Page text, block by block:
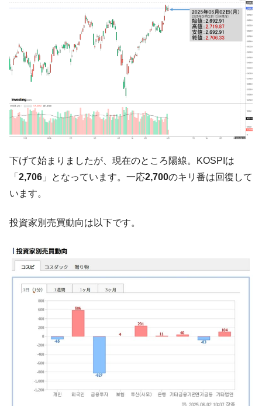
韓国･外為取引量「1日当たり1,214.4億ド
ル」まで拡大 ⇒ 海外資金の動きに強く左右される状態
『Money1』
韓国･帰ってきた李在明。李在明を支持しな
い「50.5％」に上昇
『Money1』
韓国大統領府ボンクラ政策室長が告発され
た ⇒ 国家が行った恐るべき株価操作であり、空前の国政壟
断
韓国･警察職員が「丸刈りになって抗議活
動」
『Money1』
中国だけが鉄鋼輸出を異常増加させる ⇒ 中
国の過剰生産が世界を蝕む。
『Money1』
『Money1』
【米韓激突案件】韓国消費者院が『クーパ
『Money1』
『Money1』
韓国型イージス搭載の次世代駆逐艦
「KDDX」1番艦、2032年竣工と公示
『Money1』
【対日本円】ウォン安が急進！ 日米の協調
に韓国がいっちょがみしたのでは。
『Money1』
韓国政府『BYD』車への補助金を全廃 ⇒ 実
は韓国で『BYD』車は売れている。6カ月で対前年同期比
1.9倍！
『Money1』
在韓米国大使スティールが着韓！⇒ さっそ
く空港に詰めかけ「出て行け！」「極右勢力」のプラカー
下げて始まりましたが、現在のところ陽線。KOSPIは
「 2,706 」となっています。一応2,700のキリ番は回復して
います。
投資家別売買動向は以下です。